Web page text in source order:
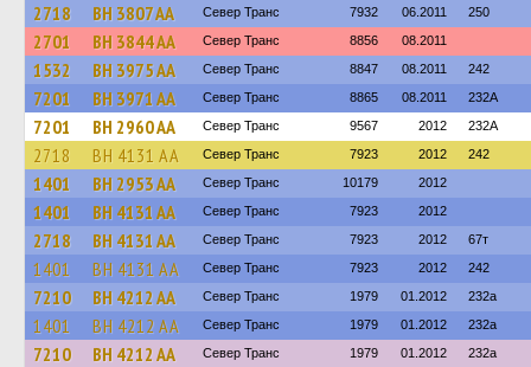
2718 BH 3807 AA Север Транс 7932 06.2011 250
2701 BH 3844 AA Север Транс 8856 08.2011
1532 BH 3975 AA Север Транс 8847 08.2011 242
7201 BH 3971 AA Север Транс 8865 08.2011 232А
7201 BH 2960 AA Север Транс 9567 2012 232А
2718 BH 4131 AA Север Транс 7923 2012 242
1401 BH 2953 AA Север Транс 10179 2012
1401 BH 4131 AA Север Транс 7923 2012
2718 BH 4131 AA Север Транс 7923 2012 67т
1401 BH 4131 AA Север Транс 7923 2012 242
7210 BH 4212 AA Север Транс 1979 01.2012 232а
1401 BH 4212 AA Север Транс 1979 01.2012 232а
7210 BH 4212 AA Север Транс 1979 01.2012 232а